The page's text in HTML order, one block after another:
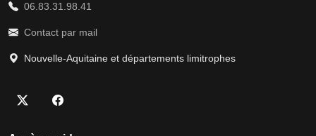
06.83.31.98.41
Contact par mail
Nouvelle-Aquitaine et départements limitrophes